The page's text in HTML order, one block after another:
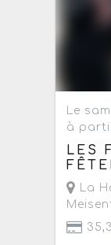
Le
à
LES
La